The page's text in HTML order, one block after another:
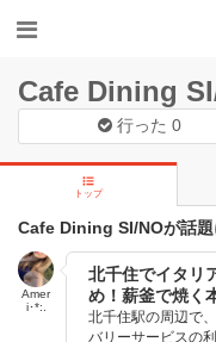
Cafe Dining
行った0
トップ
Cafe Dining SI/NOが話
Amer
i･*:.
北千住でイタリ
め！薪釜で焼く
北千住駅の周辺で
バリーサービスの